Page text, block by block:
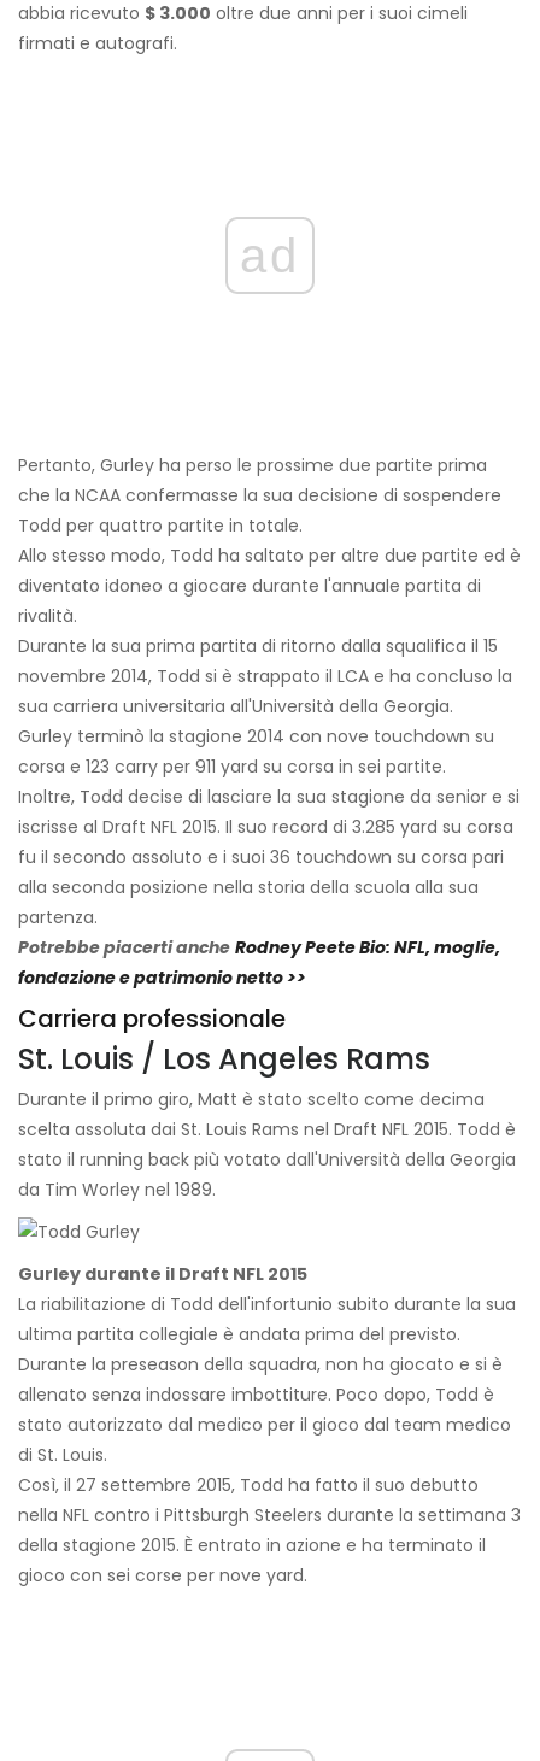
abbia ricevuto $ 3.000 oltre due anni per i suoi cimeli
firmati e autografi.
ad
Pertanto, Gurley ha perso le prossime due partite prima
che la NCAA confermasse la sua decisione di sospendere
Todd per quattro partite in totale.
Allo stesso modo, Todd ha saltato per altre due partite ed è
diventato idoneo a giocare durante l'annuale partita di
rivalità.
Durante la sua prima partita di ritorno dalla squalifica il 15
novembre 2014, Todd si è strappato il LCA e ha concluso la
sua carriera universitaria all'Università della Georgia.
Gurley terminò la stagione 2014 con nove touchdown su
corsa e 123 carry per 911 yard su corsa in sei partite.
Inoltre, Todd decise di lasciare la sua stagione da senior e si
iscrisse al Draft NFL 2015. Il suo record di 3.285 yard su corsa
fu il secondo assoluto e i suoi 36 touchdown su corsa pari
alla seconda posizione nella storia della scuola alla sua
partenza.
Potrebbe piacerti anche Rodney Peete Bio: NFL, moglie,
fondazione e patrimonio netto >>
Carriera professionale
St. Louis / Los Angeles Rams
Durante il primo giro, Matt è stato scelto come decima
scelta assoluta dai St. Louis Rams nel Draft NFL 2015. Todd è
stato il running back più votato dall'Università della Georgia
da Tim Worley nel 1989.
Gurley durante il Draft NFL 2015
La riabilitazione di Todd dell'infortunio subito durante la sua
ultima partita collegiale è andata prima del previsto.
Durante la preseason della squadra, non ha giocato e si è
allenato senza indossare imbottiture. Poco dopo, Todd è
stato autorizzato dal medico per il gioco dal team medico
di St. Louis.
Così, il 27 settembre 2015, Todd ha fatto il suo debutto
nella NFL contro i Pittsburgh Steelers durante la settimana 3
della stagione 2015. È entrato in azione e ha terminato il
gioco con sei corse per nove yard.